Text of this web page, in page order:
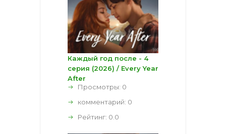
Каждый год после - 4
серия (2026) / Every Year
After
Просмотры: 0
комментарий: 0
Рейтинг: 0.0